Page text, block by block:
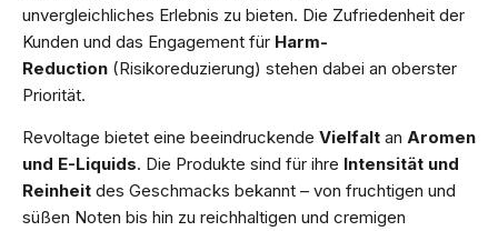
unvergleichliches Erlebnis zu bieten. Die Zufriedenheit der
Kunden und das Engagement für Harm-
Reduction (Risikoreduzierung) stehen dabei an oberster
Priorität.
Revoltage bietet eine beeindruckende Vielfalt an Aromen
und E-Liquids. Die Produkte sind für ihre Intensität und
Reinheit des Geschmacks bekannt – von fruchtigen und
süßen Noten bis hin zu reichhaltigen und cremigen